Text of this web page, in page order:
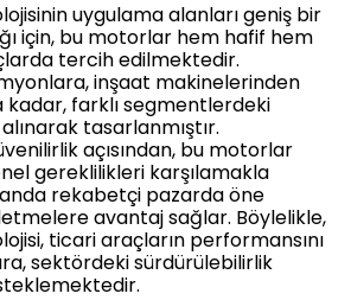
uygulama alanları geniş bir
için, bu motorlar hem hafif hem
tercih edilmektedir.
inşaat makinelerinden
kadar, farklı segmentlerdeki
tasarlanmıştır.
açısından, bu motorlar
gereklilikleri karşılamakla
rekabetçi pazarda öne
avantaj sağlar. Böylelikle,
ticari araçların performansını
sektördeki sürdürülebilirlik